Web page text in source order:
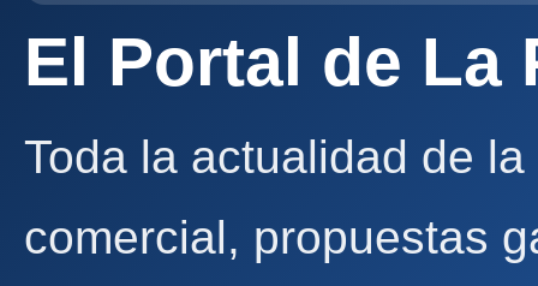
El Portal de La
Toda la actualidad de
comercial, propuestas